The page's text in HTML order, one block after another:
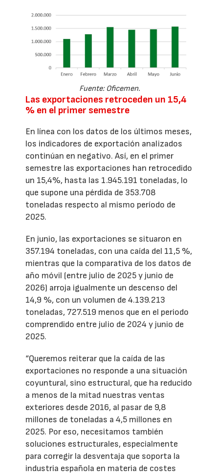
Fuente: Oficemen.
Las exportaciones retroceden un 15,4
% en el primer semestre
En línea con los datos de los últimos meses,
los indicadores de exportación analizados
continúan en negativo. Así, en el primer
semestre las exportaciones han retrocedido
un 15,4%, hasta las 1.945.191 toneladas, lo
que supone una pérdida de 353.708
toneladas respecto al mismo período de
2025.
En junio, las exportaciones se situaron en
357.194 toneladas, con una caída del 11,5 %,
mientras que la comparativa de los datos de
año móvil (entre julio de 2025 y junio de
2026) arroja igualmente un descenso del
14,9 %, con un volumen de 4.139.213
toneladas, 727.519 menos que en el periodo
comprendido entre julio de 2024 y junio de
2025.
“Queremos reiterar que la caída de las
exportaciones no responde a una situación
coyuntural, sino estructural, que ha reducido
a menos de la mitad nuestras ventas
exteriores desde 2016, al pasar de 9,8
millones de toneladas a 4,5 millones en
2025. Por eso, necesitamos también
soluciones estructurales, especialmente
para corregir la desventaja que soporta la
industria española en materia de costes